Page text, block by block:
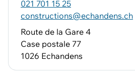
021 701 15 25
constructions@echandens.ch
Route de la Gare 4
Case postale 77
1026 Echandens